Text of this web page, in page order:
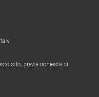
sito, previa richiesta di